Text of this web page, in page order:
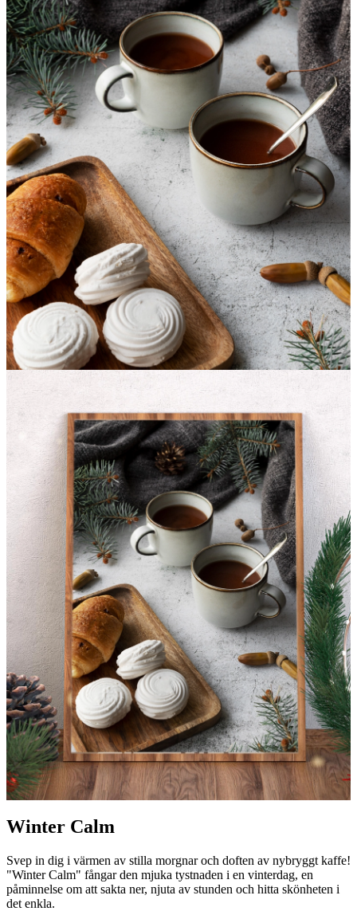
Winter Calm
Svep in dig i värmen av stilla morgnar och doften av nybryggt kaffe!
"Winter Calm" fångar den mjuka tystnaden i en vinterdag, en
påminnelse om att sakta ner, njuta av stunden och hitta skönheten i
det enkla.